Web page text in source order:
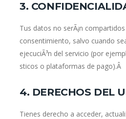
3.
Tus datos no serÃ¡n
consentimiento, salvo cuando
ejecuciÃ³n del servicio (por
sticos o plataformas de pago).Â
4. DERECHOS DEL
Tienes derecho a acceder,